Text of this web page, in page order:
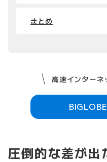
まとめ
高速インター
圧倒的な差が出